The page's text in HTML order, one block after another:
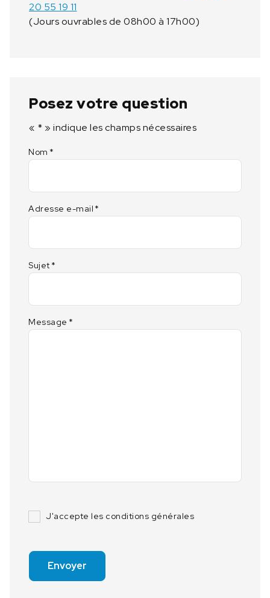
o
d
p
c
u
s
H
20 55 19 11
(Jours ouvrables de 08h00 à 17h00)
Posez votre question
« * » indique les champs nécessaires
Nom *
Adresse e-mail *
Sujet *
Message *
J'accepte les conditions générales
Envoyer